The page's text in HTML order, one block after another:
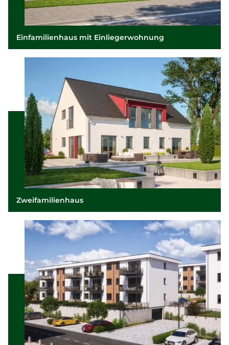
Einfamilienhaus mit Einliegerwohnung
Zweifamilienhaus